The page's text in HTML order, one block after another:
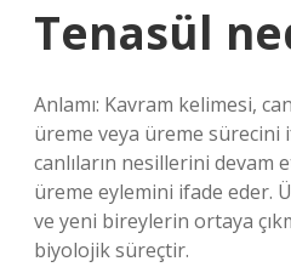
Tenasül
Anlamı: Kavram kelimesi,
üreme veya üreme sürecini
canlıların nesillerini devam
üreme eylemini ifade eder.
ve yeni bireylerin ortaya
biyolojik süreçtir.